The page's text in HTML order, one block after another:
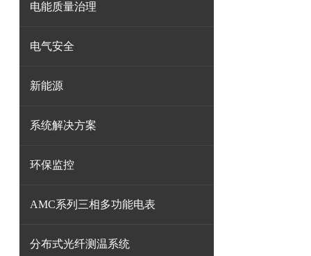
电能质量治理
电气安全
新能源
系统解决方案
环保监控
AMC系列三相多功能电表
分布式光纤测温系统